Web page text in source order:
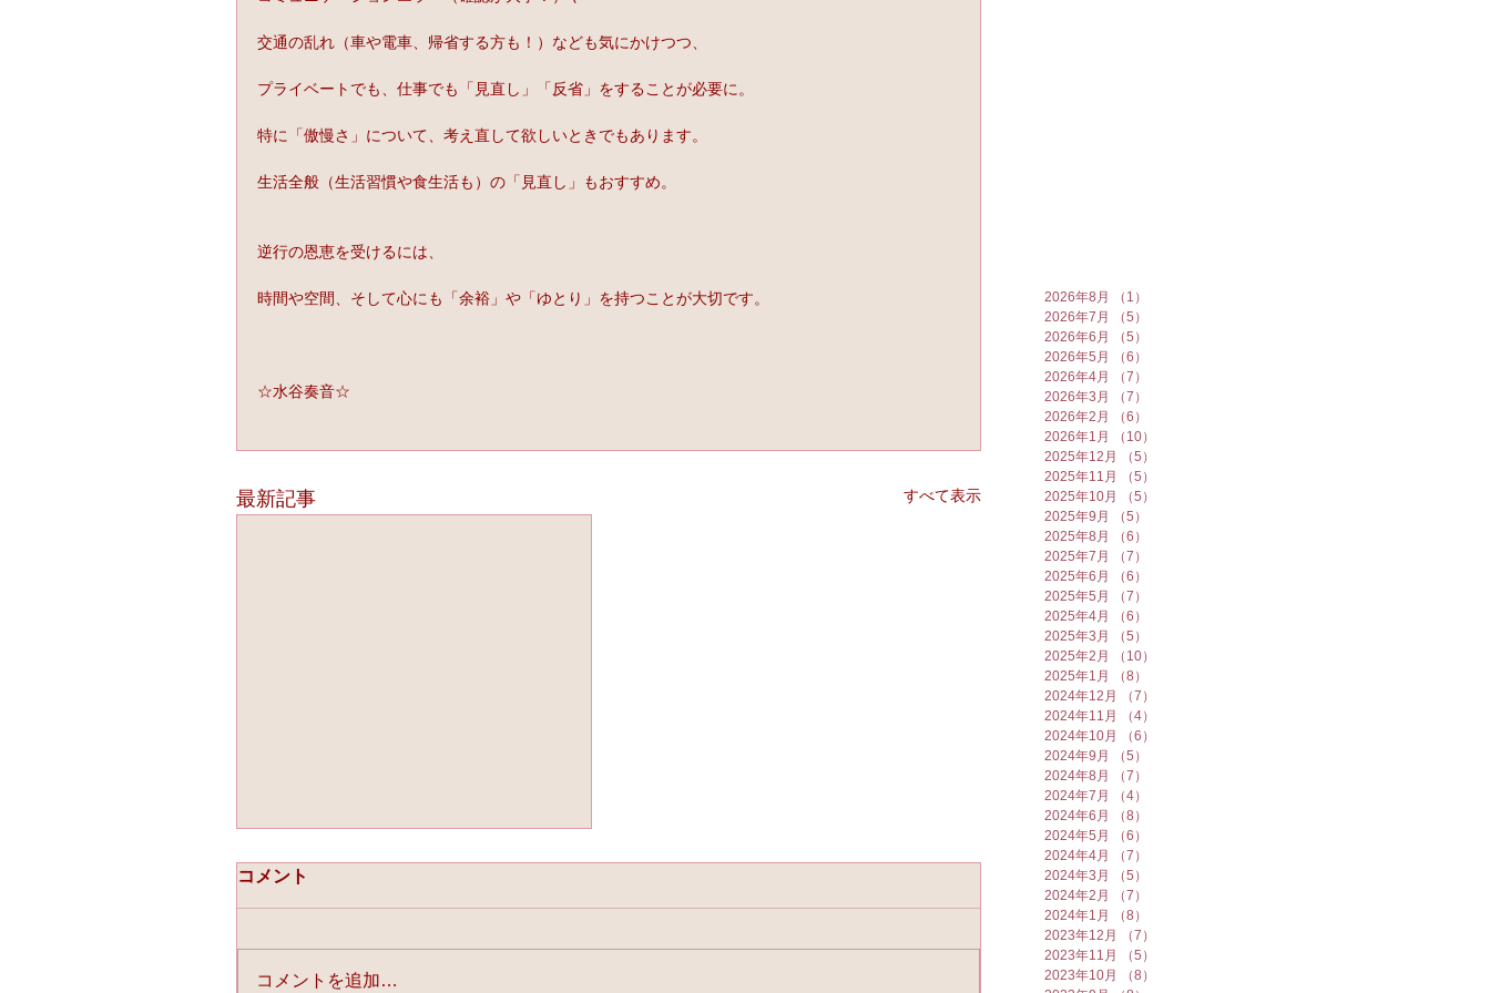
交通の乱れ（車や電車、帰省する方も！）なども気にかけつつ、
プライベートでも、仕事でも「見直し」「反省」をすることが必要に。
特に「傲慢さ」について、考え直して欲しいときでもあります。
生活全般（生活習慣や食生活も）の「見直し」もおすすめ。
逆行の恩恵を受けるには、
時間や空間、そして心にも「余裕」や「ゆとり」を持つことが大切です。
☆水谷奏音☆
最新記事 すべて表示
コメント
コメントを追加…
2026年8月 （1）
2026年7月
（5）
2026年6月
（5）
2026年5月
（6）
2026年4月
（7）
2026年3月
（7）
2026年2月
（6）
2026年1月
（10）
2025年12月
（5）
2025年11月
（5）
2025年10月
（5）
2025年9月
（5）
2025年8月
（6）
2025年7月
（7）
2025年6月
（6）
2025年5月
（7）
2025年4月
（6）
2025年3月
（5）
2025年2月
（10）
2025年1月
（8）
2024年12月
（7）
2024年11月
（4）
2024年10月
（6）
2024年9月
（5）
2024年8月
（7）
2024年7月
（4）
2024年6月
（8）
2024年5月
（6）
2024年4月
（7）
2024年3月
（5）
2024年2月
（7）
2024年1月
（8）
2023年12月
（7）
2023年11月
（5）
2023年10月
（8）